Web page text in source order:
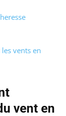
vents en
vent en